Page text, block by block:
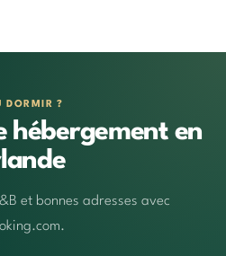
DORMIR ?
hébergement en
et bonnes adresses avec